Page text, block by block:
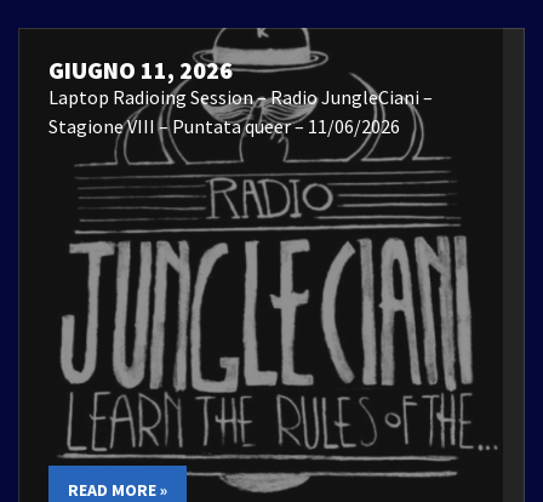
GIUGNO 11, 2026
Laptop Radioing Session – Radio JungleCiani –
Stagione VIII – Puntata queer – 11/06/2026
READ MORE »